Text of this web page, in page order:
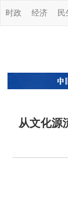
时政 经济 民
从文化源